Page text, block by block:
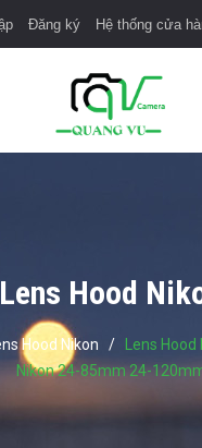
Đăng ký Hệ thống cửa
Lens Hood
Hood Nikon / Lens Hood
Nikon 24-85mm 24-